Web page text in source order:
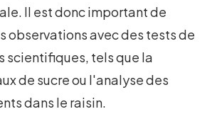
Il est donc important de
observations avec des tests de
scientifiques, tels que la
de sucre ou l'analyse des
dans le raisin.